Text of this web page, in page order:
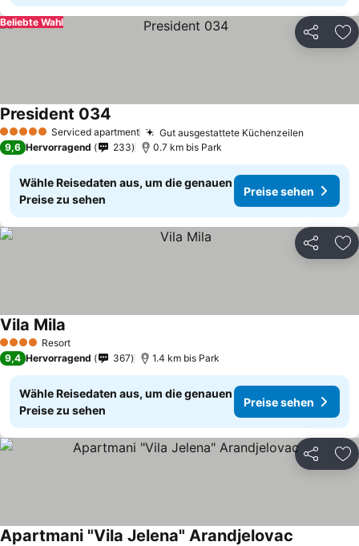
Teilen
Beliebte Wahl
5 Sterne Serviced apartment Gut ausgestattete Küchenzeilen
President 034
9,6 Hervorragend 233 0.7 km bis Park
Wähle Reisedaten aus, um die genauen
Preise zu sehen
Preise sehen
Teilen
4 Sterne Resort
Vila Mila
9,4 Hervorragend 367 1.4 km bis Park
Wähle Reisedaten aus, um die genauen
Preise zu sehen
Preise sehen
Teilen
Apartmani "Vila Jelena" Arandjelovac